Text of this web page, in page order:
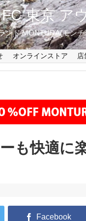
東京 ア
ンド MONTURA(モン
オンラインストア 店
も快適に